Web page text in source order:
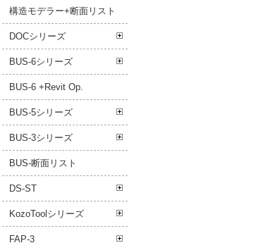
構造モデラー+断面リスト
DOCシリーズ
BUS-6シリーズ
BUS-6 +Revit Op.
BUS-5シリーズ
BUS-3シリーズ
BUS-断面リスト
DS-ST
KozoToolシリーズ
FAP-3